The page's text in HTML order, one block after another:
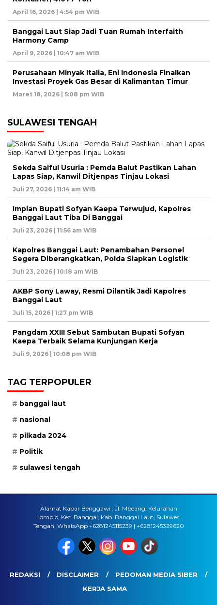
April 16, 2026 | 4:54 pm WIB
Banggai Laut Siap Jadi Tuan Rumah Interfaith
Harmony Camp
April 9, 2026 | 10:47 am WIB
Perusahaan Minyak Italia, Eni Indonesia Finalkan
Investasi Proyek Gas Besar di Kalimantan Timur
Maret 18, 2026 | 5:08 pm WIB
SULAWESI TENGAH
Sekda Saiful Usuria : Pemda Balut Pastikan Lahan
Lapas Siap, Kanwil Ditjenpas Tinjau Lokasi
Juli 27, 2026 | 11:14 am WIB
Impian Bupati Sofyan Kaepa Terwujud, Kapolres
Banggai Laut Tiba Di Banggai
Juli 23, 2026 | 11:56 am WIB
Kapolres Banggai Laut: Penambahan Personel
Segera Diberangkatkan, Polda Siapkan Logistik
Juli 23, 2026 | 10:18 am WIB
AKBP Sony Laway, Resmi Dilantik Jadi Kapolres
Banggai Laut
Juli 15, 2026 | 1:27 pm WIB
Pangdam XXIII Sebut Sambutan Bupati Sofyan
Kaepa Terbaik Selama Kunjungan Kerja
Juli 9, 2026 | 10:08 pm WIB
TAG TERPOPULER
banggai laut
nasional
pilkada 2024
Politik
sulawesi tengah
Alamat Kabar Benggawi : Jl. Mbeang, Kelurahan
Lompio, Kec. Banggai, Kab. Banggai Laut, Sulawesi
Tengah, WhatsApp +6281245115239 | +6281245329620
REDAKSI DISCLAIMER
PEDOMAN MEDIA SIBER
KERJA SAMA